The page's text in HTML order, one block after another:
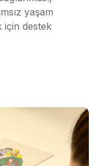
yaşam
için destek